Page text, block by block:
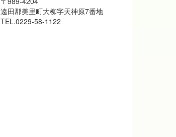
遠田郡美里町大柳字天神原7番地
TEL.0229-58-1122